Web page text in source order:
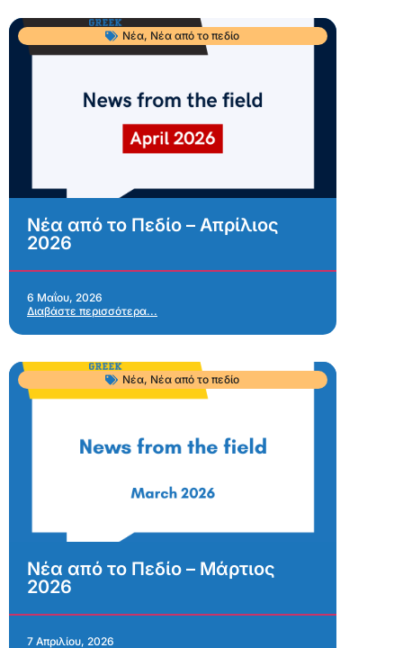
Νέα, Νέα από το πεδίο
Νέα από το Πεδίο – Απρίλιος
2026
6 Μαΐου, 2026
Διαβάστε περισσότερα...
Νέα, Νέα από το πεδίο
Νέα από το Πεδίο – Μάρτιος
2026
7 Απριλίου, 2026